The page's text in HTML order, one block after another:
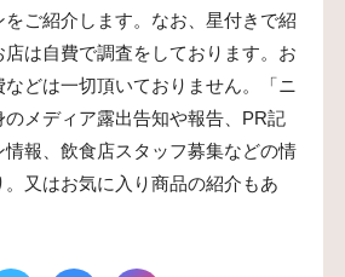
をご紹介します。なお、星付きで紹
は自費で調査をしております。お
どは一切頂いておりません。「ニ
のメディア露出告知や報告、PR記
報、飲食店スタッフ募集などの情
又はお気に入り商品の紹介もあ